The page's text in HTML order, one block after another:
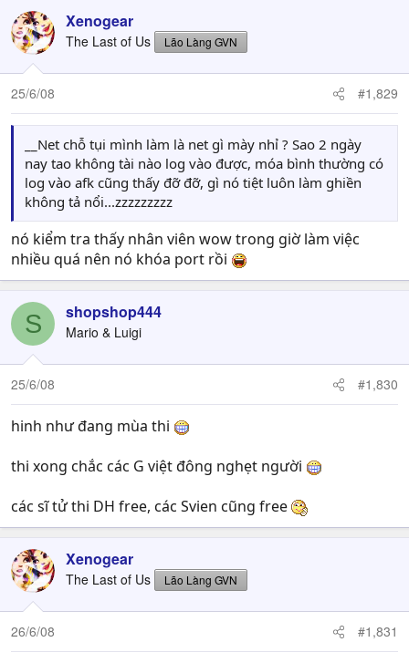
Xenogear
The Last of Us Lão Làng GVN
25/6/08 #1,829
__Net chỗ tụi mình làm là net gì mày nhỉ ? Sao 2 ngày
nay tao không tài nào log vào được, móa bình thường có
log vào afk cũng thấy đỡ đỡ, gì nó tiệt luôn làm ghiền
không tả nổi...zzzzzzzzz
nó kiểm tra thấy nhân viên wow trong giờ làm việc
nhiều quá nên nó khóa port rồi
S shopshop444
Mario & Luigi
25/6/08 #1,830
hinh như đang mùa thi
thi xong chắc các G việt đông nghẹt người
các sĩ tử thi DH free, các Svien cũng free
Xenogear
The Last of Us Lão Làng GVN
26/6/08 #1,831